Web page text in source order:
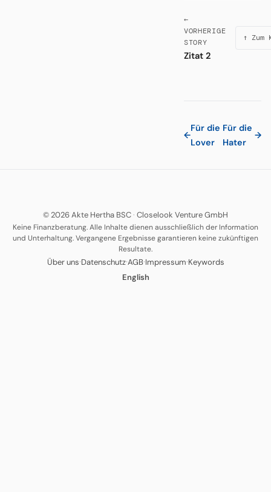
←
VORHERIGE
STORY
Zitat 2
↑
←
Für die
Lover
Für die
Hater
→
© 2026 Akte Hertha BSC· Closelook Venture GmbH
Keine Finanzberatung. Alle Inhalte dienen ausschließlich der Information
und Unterhaltung. Vergangene Ergebnisse garantieren keine zukünftigen
Resultate.
Über uns·Datenschutz·AGB·Impressum·Keywords
English